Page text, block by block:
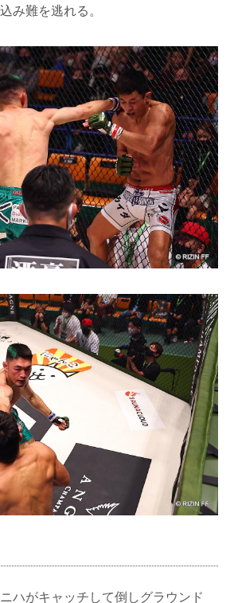
み難を逃れる。
ハがキャッチして倒しグラウンド